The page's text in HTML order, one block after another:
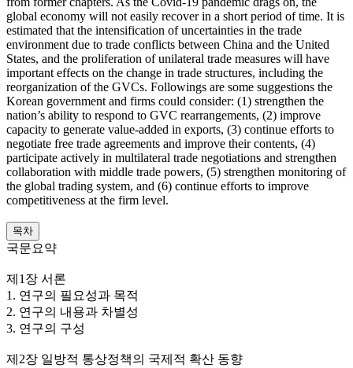
global economy will not easily recover in a short period of time. It is
estimated that the intensification of uncertainties in the trade
environment due to trade conflicts between China and the United
States, and the proliferation of unilateral trade measures will have
important effects on the change in trade structures, including the
reorganization of the GVCs. Followings are some suggestions the
Korean government and firms could consider: (1) strengthen the
nation’s ability to respond to GVC rearrangements, (2) improve
capacity to generate value-added in exports, (3) continue efforts to
negotiate free trade agreements and improve their contents, (4)
participate actively in multilateral trade negotiations and strengthen
collaboration with middle trade powers, (5) strengthen monitoring of
the global trading system, and (6) continue efforts to improve
competitiveness at the firm level.
목차
국문요약
제1장 서론
1. 연구의 필요성과 목적
2. 연구의 내용과 차별성
3. 연구의 구성
제2장 일방적 통상정책의 국제적 확산 동향